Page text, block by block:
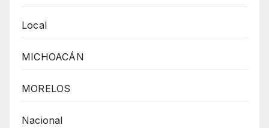
Local
MICHOACÁN
MORELOS
Nacional